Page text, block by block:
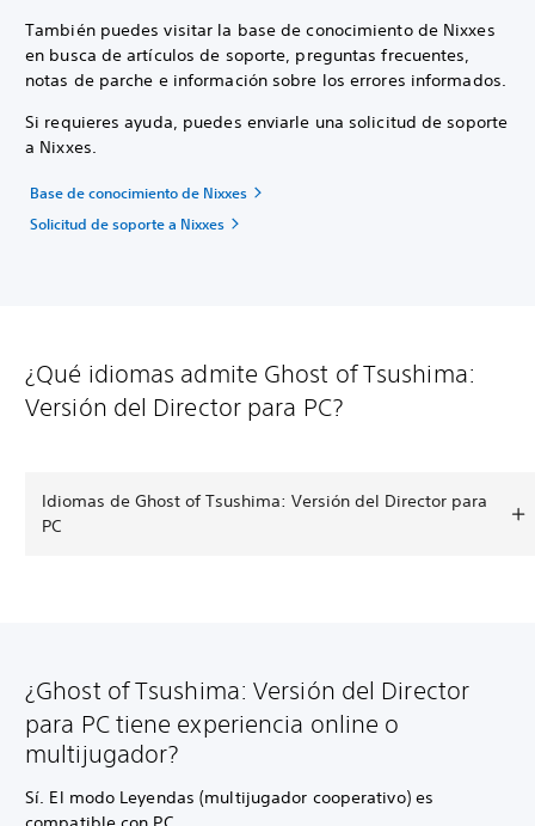
También puedes visitar la base de conocimiento de Nixxes
en busca de artículos de soporte, preguntas frecuentes,
notas de parche e información sobre los errores informados.
Si requieres ayuda, puedes enviarle una solicitud de soporte
a Nixxes.
Base de conocimiento de Nixxes
Solicitud de soporte a Nixxes
¿Qué idiomas admite Ghost of Tsushima:
Versión del Director para PC?
Idiomas de Ghost of Tsushima: Versión del Director para
PC
¿Ghost of Tsushima: Versión del Director
para PC tiene experiencia online o
multijugador?
Sí. El modo Leyendas (multijugador cooperativo) es